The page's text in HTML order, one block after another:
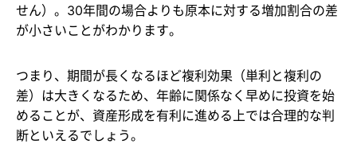
せん）。30年間の場合よりも原本に対する増加割合の差
が小さいことがわかります。
つまり、期間が長くなるほど複利効果（単利と複利の
差）は大きくなるため、年齢に関係なく早めに投資を始
めることが、資産形成を有利に進める上では合理的な判
断といえるでしょう。